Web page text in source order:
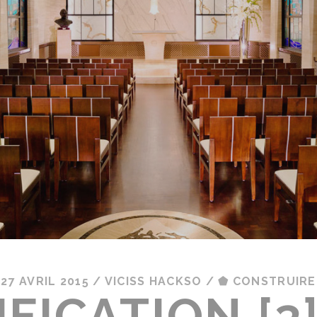
27 AVRIL 2015 / VICISS HACKSO /⬟ CONSTRUIRE